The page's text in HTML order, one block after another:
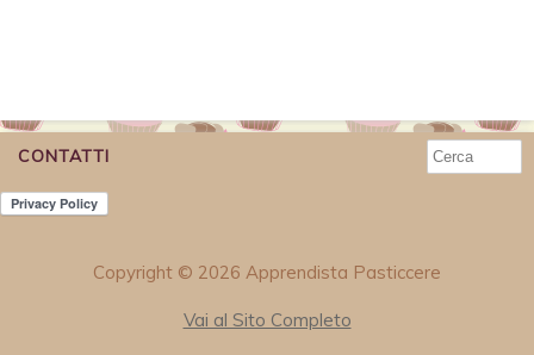
CONTATTI
Copyright © 2026 Apprendista Pasticcere
Vai al Sito Completo